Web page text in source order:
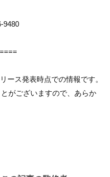
9480
ース発表時点での情報です。
がございますので、あらか